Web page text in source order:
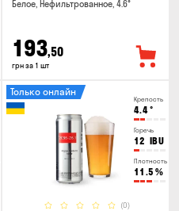
Белое, Нефильтрованное, 4.6°
193,50
грн за 1 шт
Крепость
4.4°
Горечь
12 IBU
Плотность
11.5 %
(0)
Только онлайн